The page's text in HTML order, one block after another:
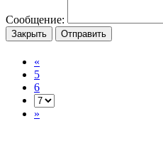
Сообщение:
Закрыть Отправить
«
5
6
»